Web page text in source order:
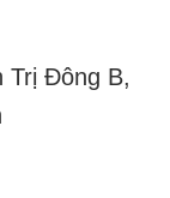
Trị Đông B,